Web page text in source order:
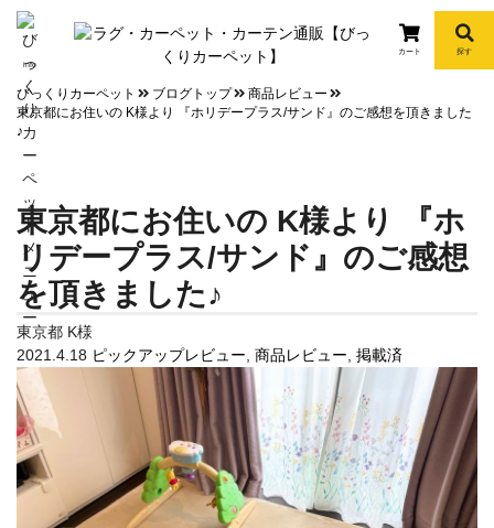
info
カート 探す
びっくりカーペット ブログトップ
商品レビュー
東京都にお住いの K様より 『ホリデープラス/サンド』のご感想を頂きました
♪
東京都にお住いの K様より 『ホ
リデープラス/サンド』のご感想
を頂きました♪
東京都 K様
2021.4.18 ピックアップレビュー 商品レビュー 掲載済